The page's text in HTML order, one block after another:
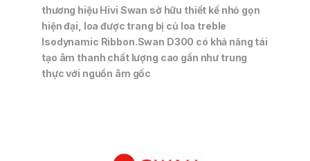
thương hiệu Hivi Swan sở hữu thiết kế nhỏ gọn
hiện đại, loa được trang bị củ loa treble
Isodynamic Ribbon.Swan D300 có khả năng tái
tạo âm thanh chất lượng cao gần như trung
thực với nguồn âm gốc